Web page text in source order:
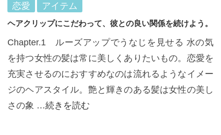
恋愛 アイテム
ヘアクリップにこだわって、彼との良い関係を続けよう。
Chapter.1 ルーズアップでうなじを見せる 水の気
を持つ女性の髪は常に美しくありたいもの。恋愛を
充実させるのにおすすめなのは流れるようなイメー
ジのヘアスタイル。艶と輝きのある髪は女性の美し
さの象 …続きを読む